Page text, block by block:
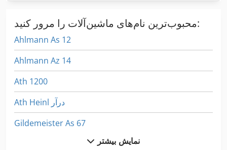
محبوب‌ترین نام‌های ماشین‌آلات را مرور کنید:
Ahlmann As 12
Ahlmann Az 14
Ath 1200
Ath Heinl درآر
Gildemeister As 67
Gildemeister Nef 560 نمایش بیشتر